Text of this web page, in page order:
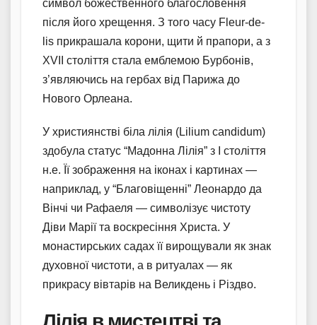
символ божественного благословення
після його хрещення. З того часу Fleur-de-
lis прикрашала корони, щити й прапори, а з
XVII століття стала емблемою Бурбонів,
з’являючись на гербах від Парижа до
Нового Орлеана.
У християнстві біла лілія (Lilium candidum)
здобула статус “Мадонна Лілія” з І століття
н.е. Її зображення на іконах і картинах —
наприклад, у “Благовіщенні” Леонардо да
Вінчі чи Рафаеля — символізує чистоту
Діви Марії та воскресіння Христа. У
монастирських садах її вирощували як знак
духовної чистоти, а в ритуалах — як
прикрасу вівтарів на Великдень і Різдво.